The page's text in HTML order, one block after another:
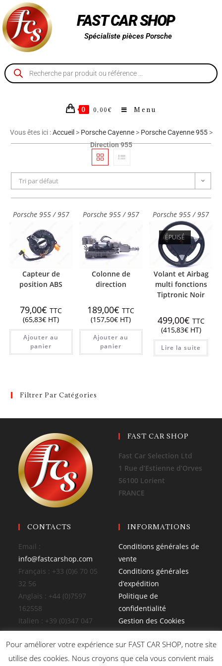
FAST CAR SHOP
Spécialiste pièces Porsche
0 0,00 € Menu
Vous êtes ici :Accueil > Porsche Cayenne> Porsche Cayenne 955>
Direction 955
Tri par défaut
Porsche 955 / 957
Capteur de
position ABS
79,00€ TTC
(65,83€ HT)
Ajouter au
panier
Porsche 955 / 957
Colonne de
direction
189,00€ TTC
(157,50€ HT)
Ajouter au
panier
Porsche 955 / 957
ÉPUISÉ
Volant et Airbag
multi fonctions
Tiptronic Noir
499,00€ TTC
(415,83€HT)
Lire la suite
Filtrer Par Catégories
FAST CAR SHOP
Fast Car Selection Ltd
1 Rue d’Estienne d’Orves
56100 Lorient
FRANCE
CONTACTS
Email :
info@fastcarshop.com
Français : +33 (0)6 70 05
32 56
Anglais : +44 (0)7597
162558
Italien : +39 (0)347 047
4026
INFORMATIONS
Conditions générales de
vente
Conditions générales
d’expédition
Politique de
confidentialité
Gestion des Cookies
Pour améliorer votre expérience sur FAST CAR SHOP, notre site
utilise des cookies. Nous croyons que cela vous convient mais